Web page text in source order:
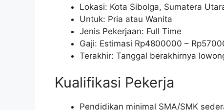
Lokasi: Kota Sibolga, Sumatera
Untuk: Pria atau Wanita
Jenis Pekerjaan: Full Time
Gaji: Estimasi Rp4800000 – Rp
Terakhir: Tanggal berakhirnya
Kualifikasi Pekerja
Pendidikan minimal SMA/SMK